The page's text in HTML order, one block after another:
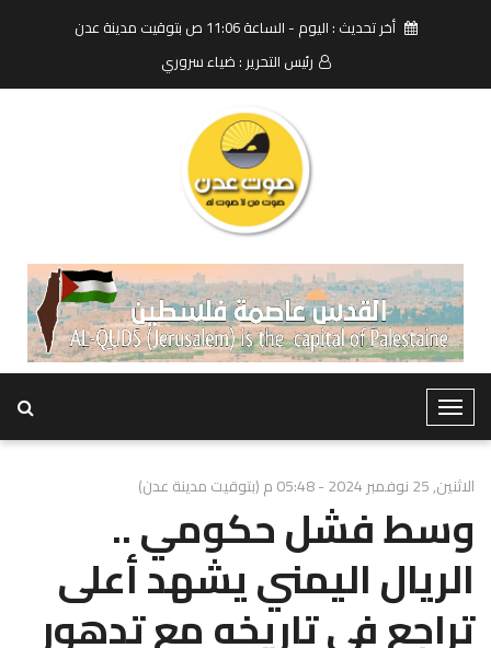
أخر تحديث : اليوم - الساعة 11:06 ص بتوقيت مدينة عدن
رئيس التحرير : ضياء سروري
T
o
g
e
N
a
v
الاثنين, 25 نوفمبر 2024 - 05:48 م (بتوقيت مدينة عدن)
وسط فشل حكومي ..
الريال اليمني يشهد أعلى
تراجع في تاريخه مع تدهور